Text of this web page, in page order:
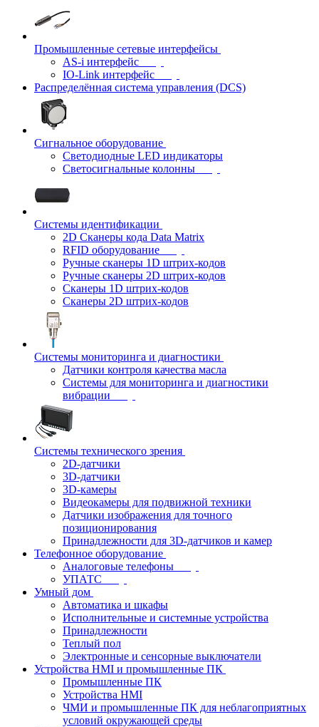
Промышленные сетевые интерфейсы
AS-i интерфейс
IO-Link интерфейс
Распределённая система управления (DCS)
Сигнальное оборудование
Светодиодные LED индикаторы
Светосигнальные колонны
Системы идентификации
2D Сканеры кода Data Matrix
RFID оборудование
Ручные сканеры 1D штрих-кодов
Ручные сканеры 2D штрих-кодов
Сканеры 1D штрих-кодов
Сканеры 2D штрих-кодов
Системы мониторинга и диагностики
Датчики контроля качества масла
Системы для мониторинга и диагностики
вибрации
Системы технического зрения
2D-датчики
3D-датчики
3D-камеры
Видеокамеры для подвижной техники
Датчики изображения для точного
позиционирования
Принадлежности для 3D-датчиков и камер
Телефонное оборудование
Аналоговые телефоны
УПАТС
Умный дом
Автоматика и шкафы
Исполнительные и системные устройства
Принадлежности
Теплый пол
Электронные и сенсорные выключатели
Устройства HMI и промышленные ПК
Промышленные ПК
Устройства HMI
ЧМИ и промышленные ПК для неблагоприятных
условий окружающей среды